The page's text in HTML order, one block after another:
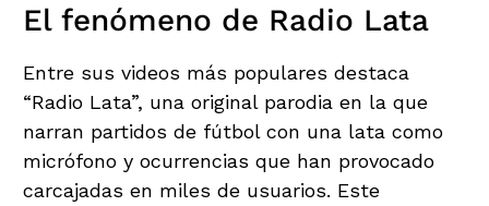
El fenómeno de Radio Lata
Entre sus videos más populares destaca
“Radio Lata”, una original parodia en la que
narran partidos de fútbol con una lata como
micrófono y ocurrencias que han provocado
carcajadas en miles de usuarios. Este